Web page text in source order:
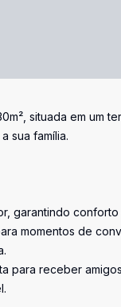
situada em um
sua família.
garantindo
momentos de
para receber